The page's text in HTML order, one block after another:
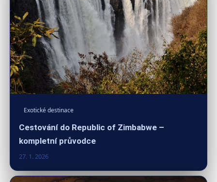
Exotické destinace
Cestování do Republic of Zimbabwe –
kompletní průvodce
27. 1. 2026